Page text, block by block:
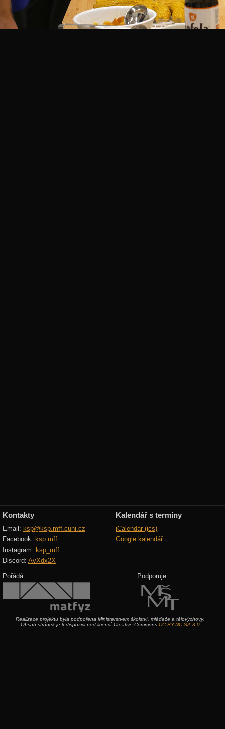
Kontakty
Email: ksp@ksp.mff.cuni.cz
Facebook: ksp.mff
Instagram: ksp_mff
Discord: AvXdx2X
Kalendář s termíny
iCalendar (ics)
Google kalendář
Pořádá: Podporuje:
Realizace projektu byla podpořena Ministerstvem školství, mládeže a tělovýchovy.
Obsah stránek je k dispozici pod licencí Creative Commons CC-BY-NC-SA 3.0